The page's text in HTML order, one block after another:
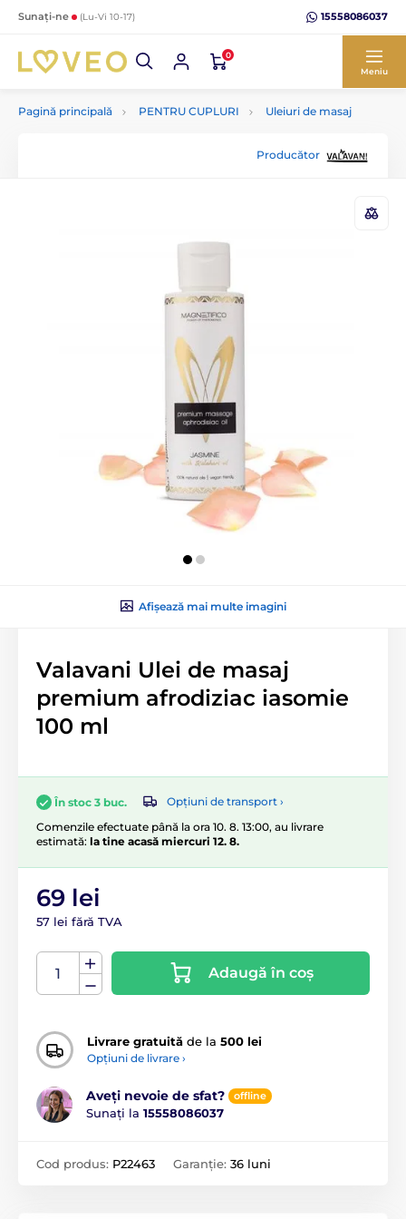
Sunați-ne (Lu-Vi 10-17) 15558086037
0
Meniu
Pagină principală PENTRU CUPLURI Uleiuri de masaj
Producător
Afișează mai multe imagini
Valavani Ulei de masaj
premium afrodiziac iasomie
100 ml
În stoc 3 buc.
Opțiuni de transport ›
Comenzile efectuate până la ora 10. 8. 13:00, au livrare
estimată: la tine acasă miercuri 12. 8.
69 lei
57 lei fără TVA
Adaugă în coș
Livrare gratuită de la 500 lei
Opțiuni de livrare ›
Aveți nevoie de sfat? offline
Sunați la 15558086037
Cod produs: P22463 Garanție: 36 luni